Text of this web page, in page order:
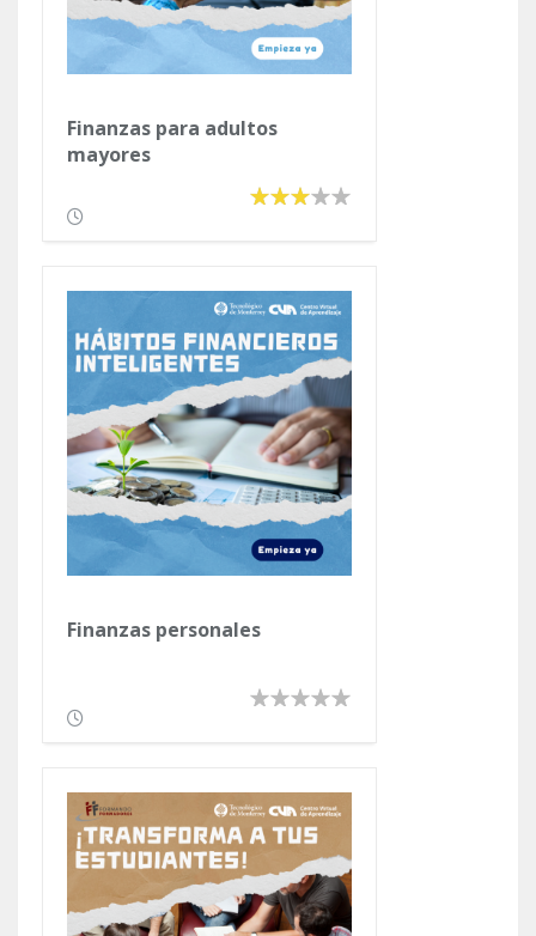
Finanzas para adultos
mayores
Finanzas personales